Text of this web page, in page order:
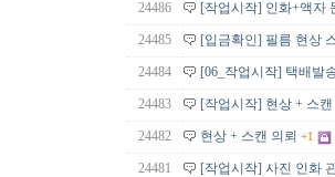
24486 [작업시작] 인화+액자
24485 [입금확인] 필름 현상
24484 [06_작업시작] 택배발
24483 [작업시작] 현상 + 스캔
24482 현상 + 스캔 의뢰 +1
24481 [작업시작] 사진 인화